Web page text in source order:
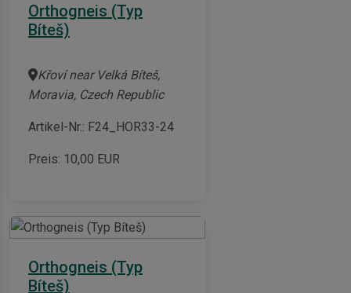
Orthogneis (Typ
Bíteš)
Křoví near Velká Bíteš,
Moravia, Czech Republic
Artikel-Nr.: F24_HOR33-24
Preis: 10,00 EUR
Orthogneis (Typ
Bíteš)